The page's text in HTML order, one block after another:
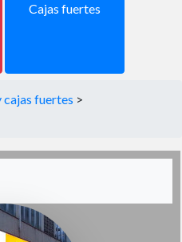
Cajas fuertes
cajas fuertes >